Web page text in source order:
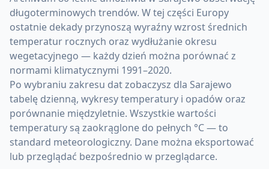
długoterminowych trendów. W tej części Europy
ostatnie dekady przynoszą wyraźny wzrost średnich
temperatur rocznych oraz wydłużanie okresu
wegetacyjnego — każdy dzień można porównać z
normami klimatycznymi 1991–2020.
Po wybraniu zakresu dat zobaczysz dla Sarajewo
tabelę dzienną, wykresy temperatury i opadów oraz
porównanie międzyletnie. Wszystkie wartości
temperatury są zaokrąglone do pełnych °C — to
standard meteorologiczny. Dane można eksportować
lub przeglądać bezpośrednio w przeglądarce.